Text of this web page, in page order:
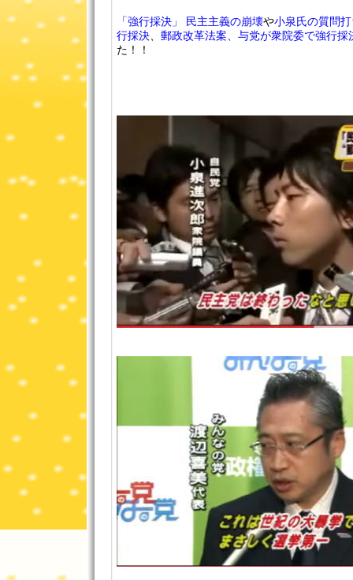
「強行採決」 民主主義の崩壊や小泉氏の質問
行採決、 郵政改革法案、与党が衆院委で強行採
た！！